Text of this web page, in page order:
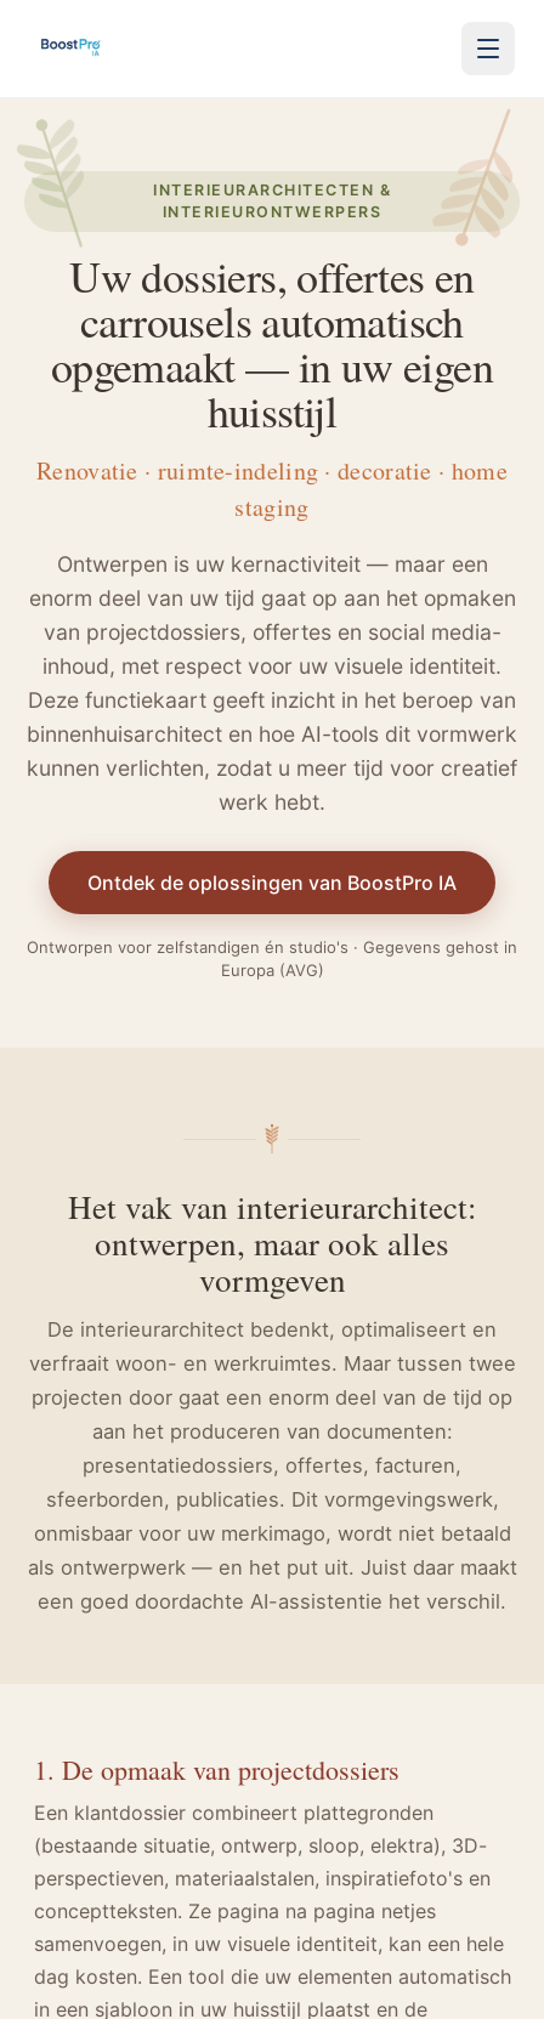
INTERIEURARCHITECTEN &
INTERIEURONTWERPERS
Uw dossiers, offertes en
carrousels automatisch
opgemaakt — in uw eigen
huisstijl
Renovatie · ruimte-indeling · decoratie · home
staging
Ontwerpen is uw kernactiviteit — maar een
enorm deel van uw tijd gaat op aan het opmaken
van projectdossiers, offertes en social media-
inhoud, met respect voor uw visuele identiteit.
Deze functiekaart geeft inzicht in het beroep van
binnenhuisarchitect en hoe AI-tools dit vormwerk
kunnen verlichten, zodat u meer tijd voor creatief
werk hebt.
Ontdek de oplossingen van BoostPro IA
Ontworpen voor zelfstandigen én studio's · Gegevens gehost in
Europa (AVG)
Het vak van interieurarchitect:
ontwerpen, maar ook alles
vormgeven
De interieurarchitect bedenkt, optimaliseert en
verfraait woon- en werkruimtes. Maar tussen twee
projecten door gaat een enorm deel van de tijd op
aan het produceren van documenten:
presentatiedossiers, offertes, facturen,
sfeerborden, publicaties. Dit vormgevingswerk,
onmisbaar voor uw merkimago, wordt niet betaald
als ontwerpwerk — en het put uit. Juist daar maakt
een goed doordachte AI-assistentie het verschil.
1. De opmaak van projectdossiers
Een klantdossier combineert plattegronden
(bestaande situatie, ontwerp, sloop, elektra), 3D-
perspectieven, materiaalstalen, inspiratiefoto's en
conceptteksten. Ze pagina na pagina netjes
samenvoegen, in uw visuele identiteit, kan een hele
dag kosten. Een tool die uw elementen automatisch
in een sjabloon in uw huisstijl plaatst en de